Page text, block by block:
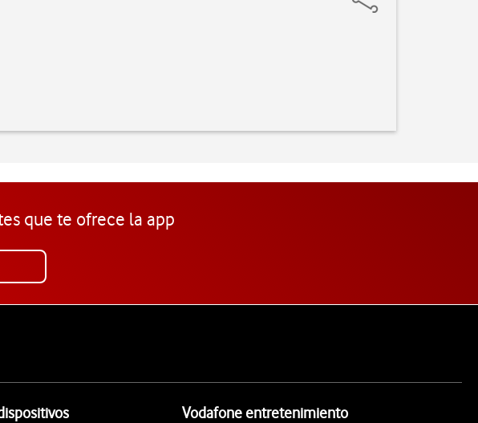
que te ofrece la app
Vodafone entretenimiento